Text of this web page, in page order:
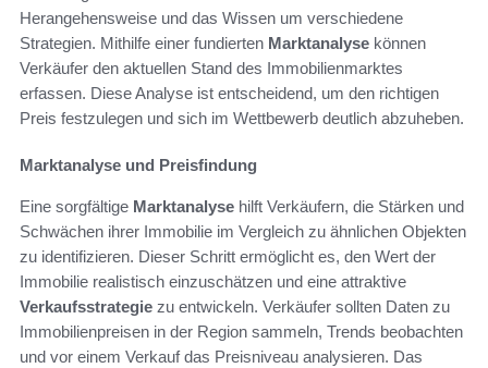
Herangehensweise und das Wissen um verschiedene
Strategien. Mithilfe einer fundierten Marktanalyse können
Verkäufer den aktuellen Stand des Immobilienmarktes
erfassen. Diese Analyse ist entscheidend, um den richtigen
Preis festzulegen und sich im Wettbewerb deutlich abzuheben.
Marktanalyse und Preisfindung
Eine sorgfältige Marktanalyse hilft Verkäufern, die Stärken und
Schwächen ihrer Immobilie im Vergleich zu ähnlichen Objekten
zu identifizieren. Dieser Schritt ermöglicht es, den Wert der
Immobilie realistisch einzuschätzen und eine attraktive
Verkaufsstrategie zu entwickeln. Verkäufer sollten Daten zu
Immobilienpreisen in der Region sammeln, Trends beobachten
und vor einem Verkauf das Preisniveau analysieren. Das